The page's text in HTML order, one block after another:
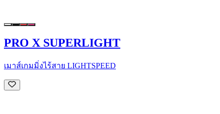
PRO X SUPERLIGHT
เมาส์เกมมิ่งไร้สาย LIGHTSPEED